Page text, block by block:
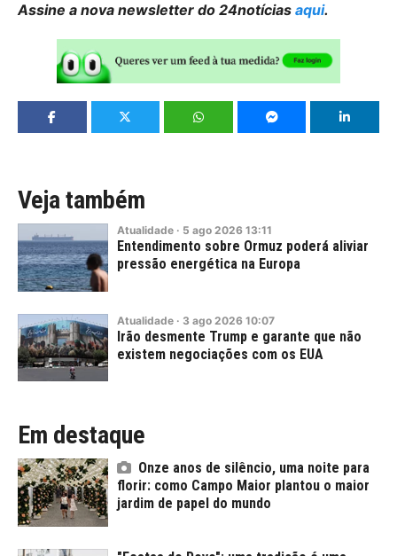
Assine a nova newsletter do 24notícias aqui.
Veja também
Atualidade · 5 ago 2026 13:11
Entendimento sobre Ormuz poderá aliviar
pressão energética na Europa
Atualidade · 3 ago 2026 10:07
Irão desmente Trump e garante que não
existem negociações com os EUA
Em destaque
Onze anos de silêncio, uma noite para
florir: como Campo Maior plantou o maior
jardim de papel do mundo